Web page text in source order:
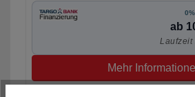
ab
Laufzeit
Mehr